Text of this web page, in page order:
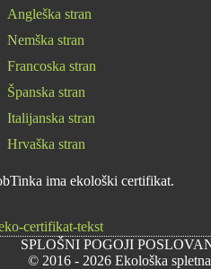
Angleška stran
Nemška stran
Francoska stran
Španska stran
Italijanska stran
Hrvaška stran
ima ekološki certifikat.
SPLOŠNI POGOJI
© 2016 - 2026 Ekološka